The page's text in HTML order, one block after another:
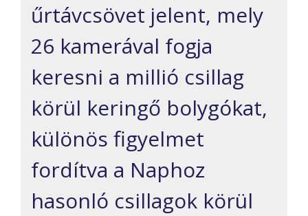
űrtávcsövet jelent, mely
26 kamerával fogja
keresni a millió csillag
körül keringő bolygókat,
különös figyelmet
fordítva a Naphoz
hasonló csillagok körül